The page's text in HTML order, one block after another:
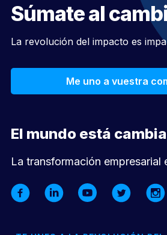
Súmate al
La revolución del impacto es
Me uno a vuestra
El mundo está
La transformación empresarial